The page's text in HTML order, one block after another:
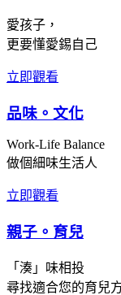
愛孩子，
更要懂愛錫自己
立即觀看
品味。文化
Work-Life Balance
做個細味生活人
立即觀看
親子。育兒
「湊」味相投
尋找適合您的育兒